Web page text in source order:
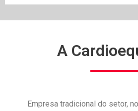
A
Empresa tradicional do setor,